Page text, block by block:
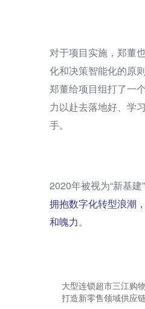
对于项目实施，郑董
化和决策智能化的原
郑董给项目组打了一
力以赴去落地好、学
手。
2020年被视为“新基
拥抱数字化转型浪潮
和魄力。
大型连锁超市三江购
打造新零售领域供应